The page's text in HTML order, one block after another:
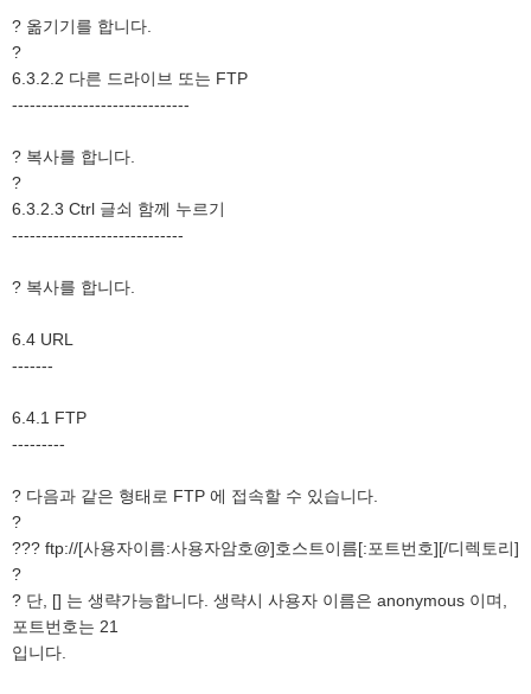
? 옮기기를 합니다.
?
6.3.2.2 다른 드라이브 또는 FTP
------------------------------
? 복사를 합니다.
?
6.3.2.3 Ctrl 글쇠 함께 누르기
-----------------------------
? 복사를 합니다.
6.4 URL
-------
6.4.1 FTP
---------
? 다음과 같은 형태로 FTP 에 접속할 수 있습니다.
?
??? ftp://[사용자이름:사용자암호@]호스트이름[:포트번호][/디렉토리]
?
? 단, [] 는 생략가능합니다. 생략시 사용자 이름은 anonymous 이며,
포트번호는 21
입니다.